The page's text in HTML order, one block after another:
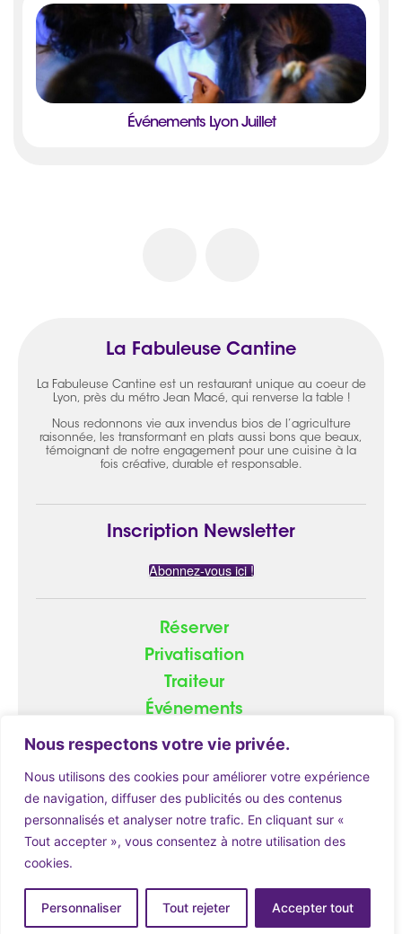
Nous respectons votre vie privée.
Nous utilisons des cookies pour améliorer votre expérience
de navigation, diffuser des publicités ou des contenus
personnalisés et analyser notre trafic. En cliquant sur «
Tout accepter », vous consentez à notre utilisation des
cookies.
Personnaliser Tout rejeter Accepter tout
Événements Lyon Juillet
Réserver
La Fabuleuse Cantine
La Fabuleuse Cantine est un restaurant unique au coeur de
Lyon, près du métro Jean Macé, qui renverse la table !
Nous redonnons vie aux invendus bios de l’agriculture
raisonnée, les transformant en plats aussi bons que beaux,
témoignant de notre engagement pour une cuisine à la
fois créative, durable et responsable.
Inscription Newsletter
Abonnez-vous ici !
Réserver
Privatisation
Traiteur
Événements
Groupe